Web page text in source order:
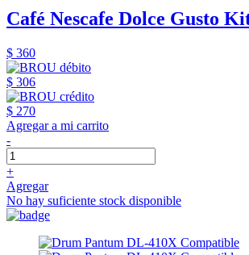
Café Nescafe Dolce Gusto
$ 360
$ 306
$ 270
Agregar a mi carrito
-
+
Agregar
No hay suficiente stock disponible